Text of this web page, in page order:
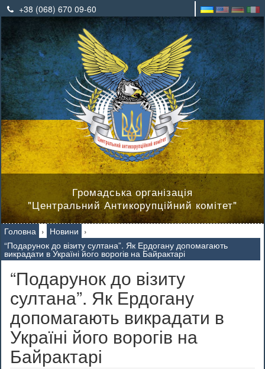
+38 (068) 670 09-60
Громадська організація
"Центральний Антикорупційний комітет"
Головна › Новини ›
“Подарунок до візиту султана”. Як Ердогану допомагають
викрадати в Україні його ворогів на Байрактарі
“Подарунок до візиту
султана”. Як Ердогану
допомагають викрадати в
Україні його ворогів на
Байрактарі